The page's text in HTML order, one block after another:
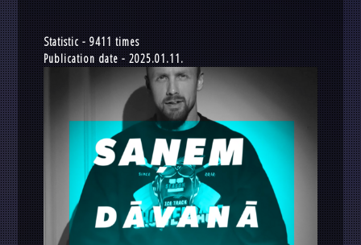
Statistic - 9411 times
Publication date - 2025.01.11.